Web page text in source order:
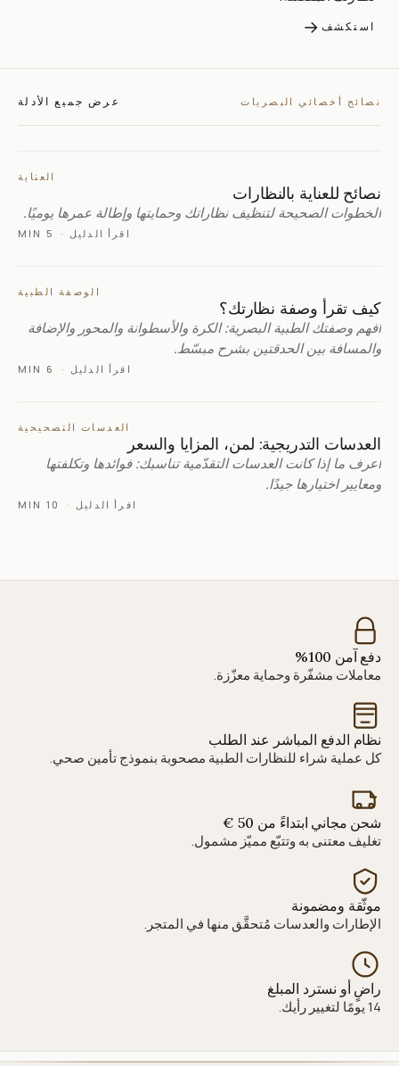
استكشف →
نصائح أخصائي البصريات عرض جميع الأدلة
العناية
نصائح للعناية بالنظارات
الخطوات الصحيحة لتنظيف نظاراتك وحمايتها وإطالة عمرها يوميًا.
اقرأ الدليل ·
5 MIN
الوصفة الطبية
كيف تقرأ وصفة نظارتك؟
افهم وصفتك الطبية البصرية: الكرة والأسطوانة والمحور والإضافة
والمسافة بين الحدقتين بشرح مبسّط.
اقرأ الدليل ·
6 MIN
العدسات التصحيحية
العدسات التدريجية: لمن، المزايا والسعر
اعرف ما إذا كانت العدسات التقدّمية تناسبك: فوائدها وتكلفتها
ومعايير اختيارها جيدًا.
اقرأ الدليل ·
10 MIN
دفع آمن 100%
معاملات مشفّرة وحماية معزّزة.
نظام الدفع المباشر عند الطلب
كل عملية شراء للنظارات الطبية مصحوبة بنموذج تأمين صحي.
شحن مجاني ابتداءً من 50 €
تغليف معتنى به وتتبّع مميّز مشمول.
موثّقة ومضمونة
الإطارات والعدسات مُتحقَّق منها في المتجر.
راضٍ أو نسترد المبلغ
14 يومًا لتغيير رأيك.